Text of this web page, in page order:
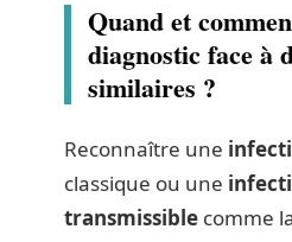
Quand et
diagnostic face à
similaires ?
Reconnaître une
classique ou une
transmissible comme